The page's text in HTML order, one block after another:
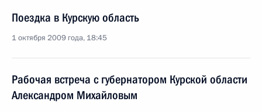
Поездка в Курскую область
1 октября 2009 года, 18:45
Рабочая встреча с губернатором Курской области
Александром Михайловым